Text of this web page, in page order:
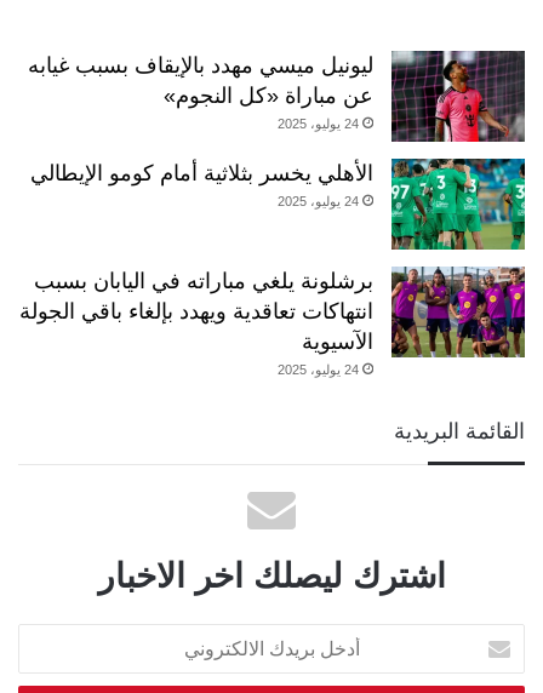
ليونيل ميسي مهدد بالإيقاف بسبب غيابه
عن مباراة «كل النجوم»
24 يوليو، 2025
الأهلي يخسر بثلاثية أمام كومو الإيطالي
24 يوليو، 2025
برشلونة يلغي مباراته في اليابان بسبب
انتهاكات تعاقدية ويهدد بإلغاء باقي الجولة
الآسيوية
24 يوليو، 2025
القائمة البريدية
اشترك ليصلك اخر الاخبار
أدخل
بريدك
الالكتروني